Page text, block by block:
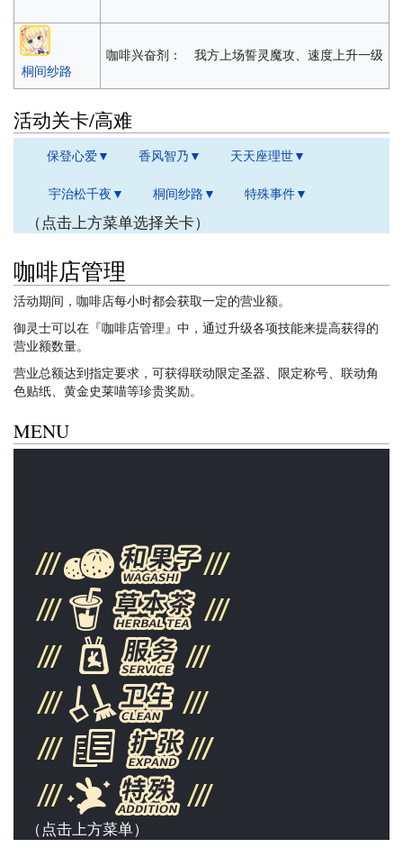
进化素材Lv1
抵用券 25 20
桐间纱路
咖啡兴奋剂： 我方上场誓灵魔攻、速度上升一级
活动关卡/高难
保登心爱▼ 香风智乃▼ 天天座理世▼
宇治松千夜▼ 桐间纱路▼ 特殊事件▼
（点击上方菜单选择关卡）
咖啡店管理
活动期间，咖啡店每小时都会获取一定的营业额。
御灵士可以在『咖啡店管理』中，通过升级各项技能来提高获得的
营业额数量。
营业总额达到指定要求，可获得联动限定圣器、限定称号、联动角
色贴纸、黄金史莱喵等珍贵奖励。
MENU
（点击上方菜单）